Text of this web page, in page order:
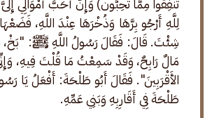
لِلَّهِ أَرْجُو بِرَّهَا وَذُخْرَهَا عِنْدَ اللَّهِ،
شِئْتَ. قَالَ: فَقَالَ رَسُولُ اللَّهِ ﷺ: "بَخْ،
مَالٌ رَابِحٌ، وَقَدْ سَمِعْتُ مَا قُلْتَ فِيهِ،
الأَقْرَبِينَ". فَقَالَ أَبُو طَلْحَةَ: أَفْعَلُ يَا
طَلْحَةَ فِي أَقَارِبِهِ وَبَنِي عَمِّهِ.